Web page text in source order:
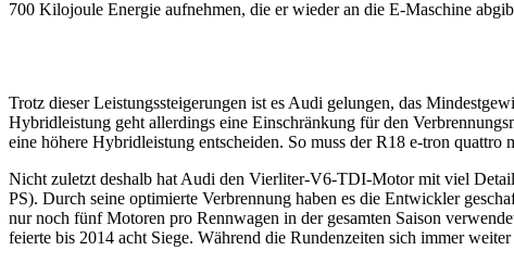
700 Kilojoule Energie aufnehmen, die er wieder an die E-Maschine
Trotz dieser Leistungssteigerungen ist es Audi gelungen, das
Hybridleistung geht allerdings eine Einschränkung für den
eine höhere Hybridleistung entscheiden. So muss der R18 e-tron
Nicht zuletzt deshalb hat Audi den Vierliter-V6-TDI-Motor mit viel
PS). Durch seine optimierte Verbrennung haben es die Entwickler
nur noch fünf Motoren pro Rennwagen in der gesamten Saison
feierte bis 2014 acht Siege. Während die Rundenzeiten sich immer